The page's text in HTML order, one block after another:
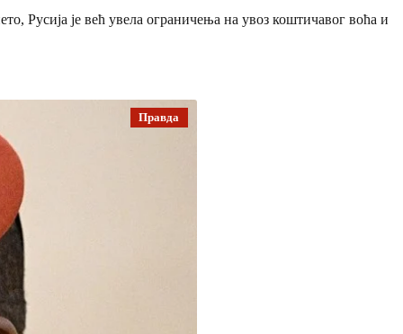
Русија је већ увела ограничења на увоз коштичавог воћа и
Правда